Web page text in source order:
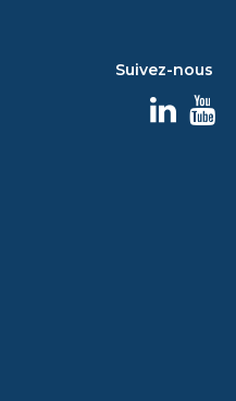
Suivez-nous